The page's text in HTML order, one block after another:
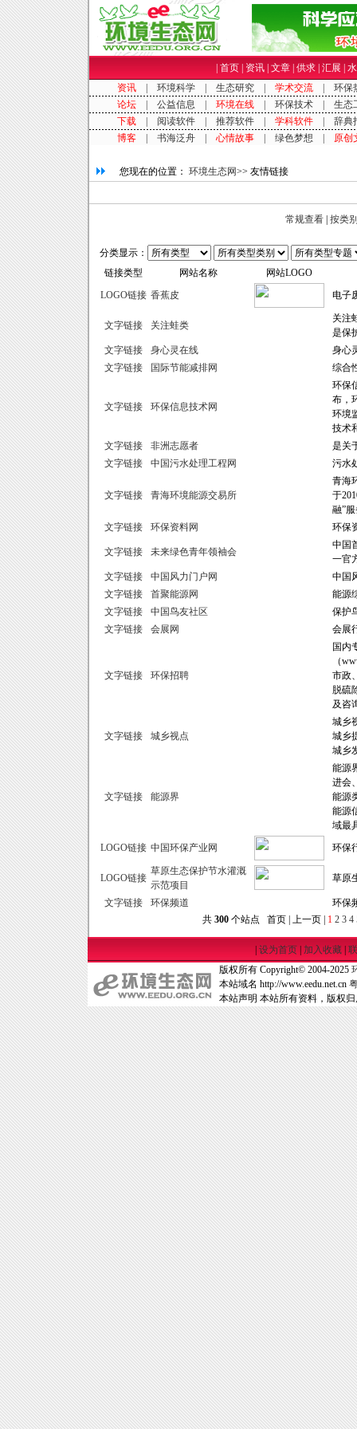
首页 资讯 文章 供求 汇展
您现在的位置： 环境生态网>> 友情链接
常规查看 按类
分类显示：
链接类型
网站名称
网站LOGO
LOGO链接 香蕉皮 电子
文字链接 关注蛙类
关注
是保
文字链接
身心灵在线
身心
文字链接
国际节能减排网 综合
文字链接 环保信息技术网
环保
布，
环境
技术
文字链接
非洲志愿者
是关
文字链接
中国污水处理工程网 污水
文字链接 青海环境能源交易所
青海
于
融”
文字链接
环保资料网 环保
文字链接 未来绿色青年领袖会
中国
一官
文字链接
中国风力门户网
中国
文字链接
首聚能源网
能源
文字链接
中国鸟友社区
保护
文字链接
会展网 会展
文字链接 环保招聘
国内
（
市政
脱硫
及咨
文字链接 城乡视点
城乡
城乡
城乡
文字链接 能源界
能源
进会
能源
能源
域最
LOGO链接 中国环保产业网 环保
LOGO链接
草原生态保护节水灌溉
示范项目
草原
文字链接 环保频道
环保
共 300个站点 首页 | 上一页 | 1 2 3 4
设为首页| 加入收藏|
版权所有 Copyright© 2004-2025
本站域名 http://www.eedu.net.cn
本站声明 本站所有资料，版权